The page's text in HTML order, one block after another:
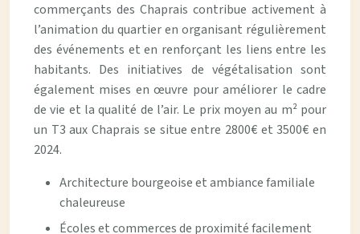
commerçants des Chaprais contribue activement à
l’animation du quartier en organisant régulièrement
des événements et en renforçant les liens entre les
habitants. Des initiatives de végétalisation sont
également mises en œuvre pour améliorer le cadre
de vie et la qualité de l’air. Le prix moyen au m² pour
un T3 aux Chaprais se situe entre 2800€ et 3500€ en
2024.
Architecture bourgeoise et ambiance familiale
chaleureuse
Écoles et commerces de proximité facilement